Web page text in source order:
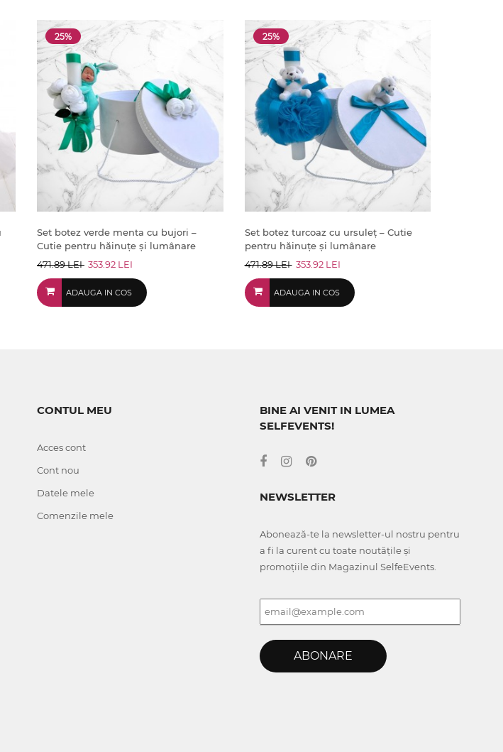
25%
Set botez verde menta cu bujori –
Cutie pentru hăinuțe și lumânare
471.89 LEI 353.92 LEI
ADAUGA IN COS
25%
Set botez turcoaz cu ursuleț – Cutie
pentru hăinuțe și lumânare
471.89 LEI 353.92 LEI
ADAUGA IN COS
CONTUL MEU
Acces cont
Cont nou
Datele mele
Comenzile mele
BINE AI VENIT IN LUMEA
SELFEVENTS!
NEWSLETTER
Abonează-te la newsletter-ul nostru pentru
a fi la curent cu toate noutățile și
promoțiile din Magazinul SelfeEvents.
ABONARE